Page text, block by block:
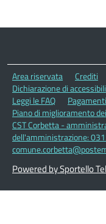
Area riservata Crediti
Dichiarazione di
Leggi le FAQ
Pagamenti
Piano di miglioramento
CST Corbetta -
dell'amministrazione:
Powered by Sportello